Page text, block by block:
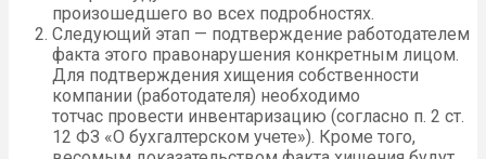
произошедшего во всех подробностях.
Следующий этап — подтверждение работодателем
факта этого правонарушения конкретным лицом.
Для подтверждения хищения собственности
компании (работодателя) необходимо
тотчас провести инвентаризацию (согласно п. 2 ст.
12 ФЗ «О бухгалтерском учете»). Кроме того,